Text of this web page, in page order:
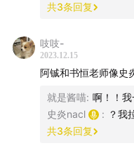
共3条回复
吱吱-
2023.12.15
阿铖和书恒老师像史
就是酱喵: 啊！！我
史炎nacl
: ？我
共3条回复